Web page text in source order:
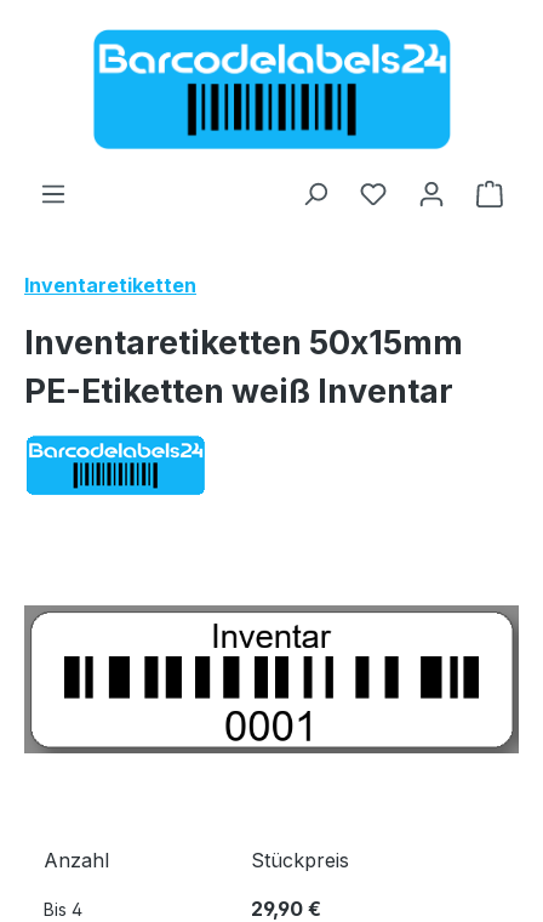
Zum Hauptinhalt springen
Inventaretiketten
Inventaretiketten 50x15mm
PE-Etiketten weiß Inventar
Anzahl Stückpreis
Bis 4 29,90 €